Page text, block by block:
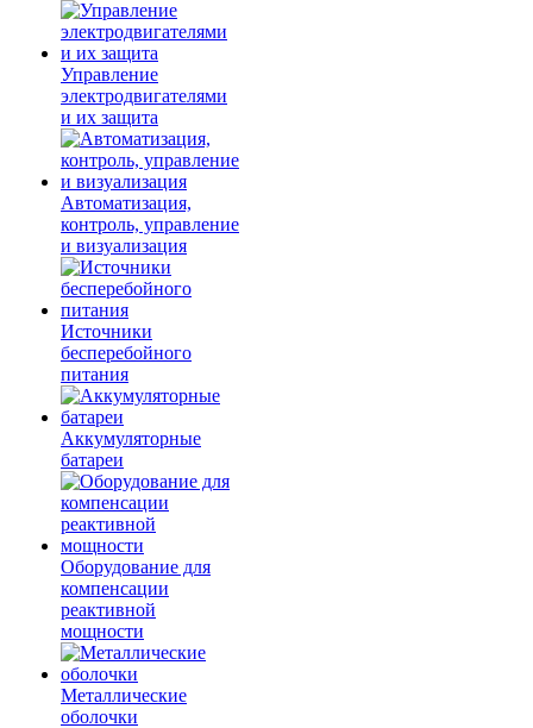
Управление
электродвигателями
и их защита
Автоматизация,
контроль, управление
и визуализация
Источники
бесперебойного
питания
Аккумуляторные
батареи
Оборудование для
компенсации
реактивной
мощности
Металлические
оболочки